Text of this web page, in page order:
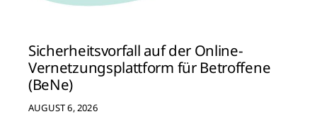
Sicherheitsvorfall auf der Online-
Vernetzungsplattform für Betroffene
(BeNe)
AUGUST 6, 2026